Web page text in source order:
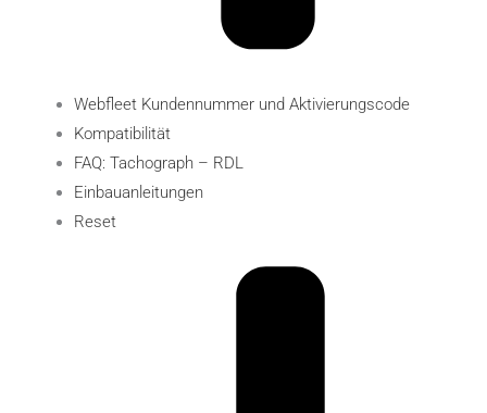
Webfleet Kundennummer und Aktivierungscode
Kompatibilität
FAQ: Tachograph – RDL
Einbauanleitungen
Reset